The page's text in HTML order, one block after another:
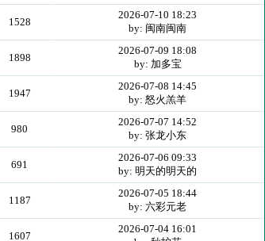
1528
2026-07-10 18:23
by: 闽南闽南
1898
2026-07-09 18:08
by: 加多宝
1947
2026-07-08 14:45
by: 怒火羔羊
980
2026-07-07 14:52
by: 张龙小东
691
2026-07-06 09:33
by: 明天的明天的
1187
2026-07-05 18:44
by: 六彩元老
1607
2026-07-04 16:01